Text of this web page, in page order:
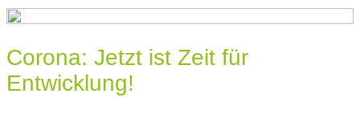
Corona: Jetzt ist Zeit für
Entwicklung!